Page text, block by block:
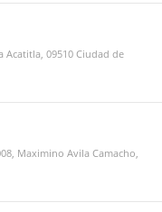
Acatitla, 09510 Ciudad de
Maximino Avila Camacho,